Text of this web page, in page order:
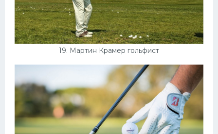
19. Мартин Крамер гольфист